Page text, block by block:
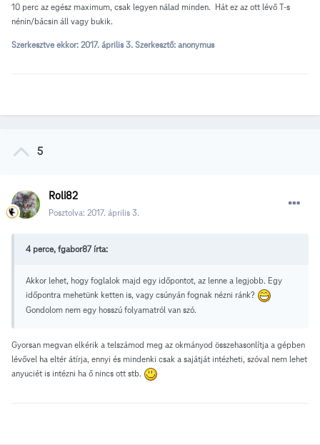
10 perc az egész maximum, csak legyen nálad minden. Hát ez az ott lévő T-s
nénin/bácsin áll vagy bukik.
Szerkesztve ekkor: 2017. április 3. Szerkesztő: anonymus
5
Roli82
Posztolva: 2017. április 3.
4 perce, fgabor87 írta:
Akkor lehet, hogy foglalok majd egy időpontot, az lenne a legjobb. Egy
időpontra mehetünk ketten is, vagy csúnyán fognak nézni ránk?
Gondolom nem egy hosszú folyamatról van szó.
Gyorsan megvan elkérik a telszámod meg az okmányod összehasonlítja a gépben
lévővel ha eltér átírja, ennyi és mindenki csak a sajátját intézheti, szóval nem lehet
anyuciét is intézni ha ő nincs ott stb.